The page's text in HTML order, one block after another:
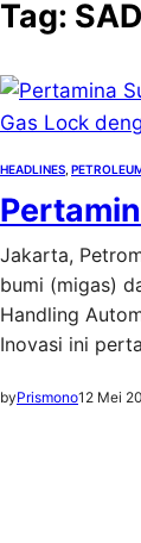
Tag:
HEADLINES
Jakarta,
bumi (migas)
Handling
Inovasi ini
byPrismono12 Mei